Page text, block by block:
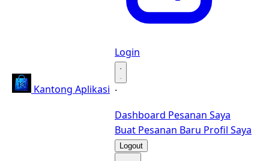
Kantong Aplikasi
Login
·
·
Dashboard Pesanan Saya
Buat Pesanan Baru Profil Saya
Logout